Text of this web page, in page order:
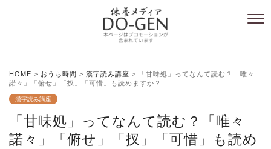
HOME > おうち時間 > 漢字読み講座 >
「甘味処」ってなんて読む？「唯々
諾々」「俯せ」「扠」「可惜」も読めますか？
漢字読み講座
「甘味処」ってなんて読む？「唯々
諾々」「俯せ」「扠」「可惜」も読め